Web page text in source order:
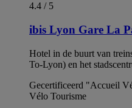
4.4 / 5
ibis Lyon Gare La
Hotel in de buurt van
To-Lyon) en het
Gecertificeerd "Accueil
Vélo Tourisme